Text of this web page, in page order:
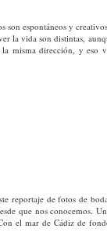
espontáneos y
la vida son distintas,
misma dirección, y eso
reportaje de fotos de
que nos conocemos.
el mar de Cádiz de